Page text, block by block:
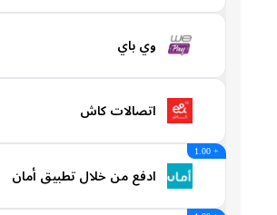
وي باي
اتصالات كاش
ادفع من خلال تطبيق أمان